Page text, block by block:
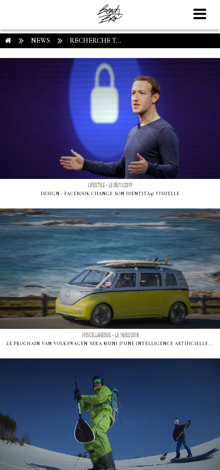
NEWS RECHERCHE T...
LIFESTYLE - LE 05/11/2019
DESIGN : FACEBOOK CHANGE SON IDENTITÃ© VISUELLE
MISCELLANEOUS - LE 18/02/2018
LE PROCHAIN VAN VOLKSWAGEN SERA MUNI D'UNE INTELLIGENCE ARTIFICIELLE...